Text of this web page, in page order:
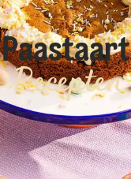
Paastaart
Recepten